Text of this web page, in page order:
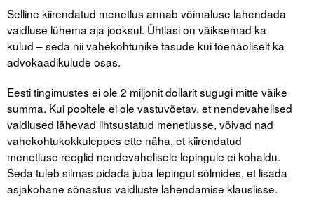
Kontakt
Liitu meililistiga
Oskusteave
Incoterms® 2020
Abimaterjalid
Projektid
Selline kiirendatud menetlus annab võimaluse lahendada
vaidluse lühema aja jooksul. Ühtlasi on väiksemad ka
kulud – seda nii vahekohtunike tasude kui tõenäoliselt ka
advokaadikulude osas.
Eesti tingimustes ei ole 2 miljonit dollarit sugugi mitte väike
summa. Kui pooltele ei ole vastuvõetav, et nendevahelised
vaidlused lähevad lihtsustatud menetlusse, võivad nad
vahekohtukokkuleppes ette näha, et kiirendatud
menetluse reeglid nendevahelisele lepingule ei kohaldu.
Seda tuleb silmas pidada juba lepingut sõlmides, et lisada
asjakohane sõnastus vaidluste lahendamise klauslisse.